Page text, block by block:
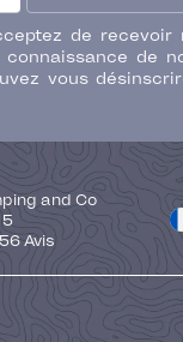
de recevoir
de
vous
and Co
5
Avis